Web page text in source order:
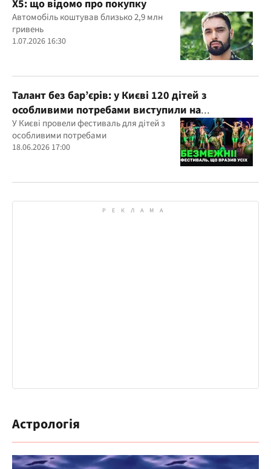
X5: що відомо про покупку
Автомобіль коштував близько 2,9 млн
гривень
1.07.2026 16:30
Талант без бар’єрів: у Києві 120 дітей з
особливими потребами виступили на
всеукраїнському фестивалі
У Києві провели фестиваль для дітей з
особливими потребами
18.06.2026 17:00
Астрологія